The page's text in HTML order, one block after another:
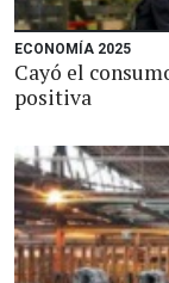
ECONOMÍA 2025
Cayó el
positiva